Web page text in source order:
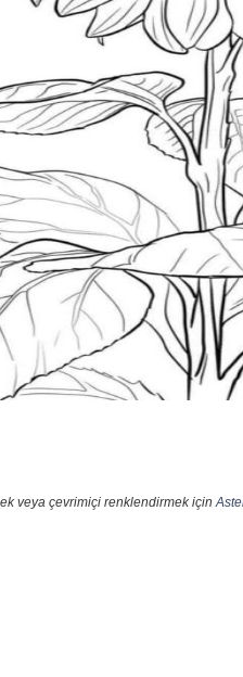
veya çevrimiçi renklendirmek için